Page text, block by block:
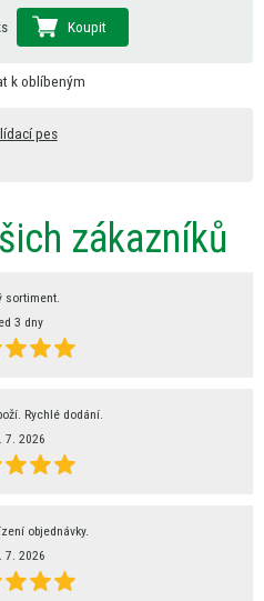
Koupit
k oblíbeným
pes
zákazníků
sortiment.
3 dny
Rychlé dodání.
7. 2026
objednávky.
7. 2026